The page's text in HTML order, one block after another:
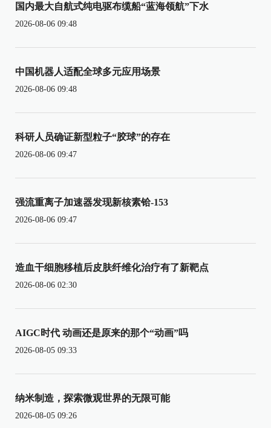
国内最大自航式纯电驱布缆船“蓝海领航”下水
2026-08-06 09:48
中国机器人适配全球多元应用场景
2026-08-06 09:48
科研人员确证新型粒子“胶球”的存在
2026-08-06 09:47
强流重离子加速器发现新核素铪-153
2026-08-06 09:47
造血干细胞移植后皮肤纤维化治疗有了新靶点
2026-08-06 02:30
AIGC时代 动画还是原来的那个“动画”吗
2026-08-05 09:33
纳米制造，探索微观世界的无限可能
2026-08-05 09:26